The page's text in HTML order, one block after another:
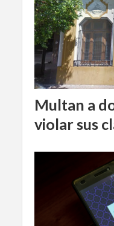
Multan a
violar sus